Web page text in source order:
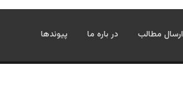
ارسال مطالب در باره ما پیوندها